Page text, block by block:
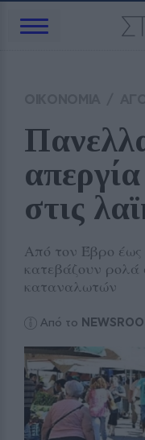
στις
Από τον Έβρο έως
κατεβάζουν ρολά
καταναλωτών
Από το